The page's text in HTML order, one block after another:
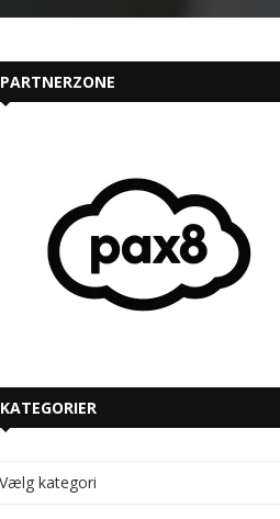
PARTNERZONE
KATEGORIER
MEST LÆSTE PÅ IT-KANALEN.DK